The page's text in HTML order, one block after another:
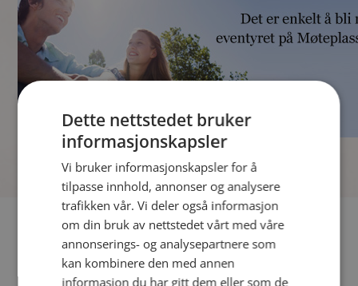
Fler single
Andre single fra Lillestrøm
Dette nettstedet bruker
informasjonskapsler
Vi bruker informasjonskapsler for å
tilpasse innhold, annonser og analysere
trafikken vår. Vi deler også informasjon
om din bruk av nettstedet vårt med våre
annonserings- og analysepartnere som
kan kombinere den med annen
informasjon du har gitt dem eller som de